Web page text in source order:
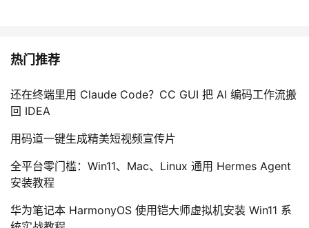
热门推荐
还在终端里用 Claude Code？CC GUI 把 AI 编码工作流搬
回 IDEA
用码道一键生成精美短视频宣传片
全平台零门槛：Win11、Mac、Linux 通用 Hermes Agent
安装教程
华为笔记本 HarmonyOS 使用铠大师虚拟机安装 Win11 系